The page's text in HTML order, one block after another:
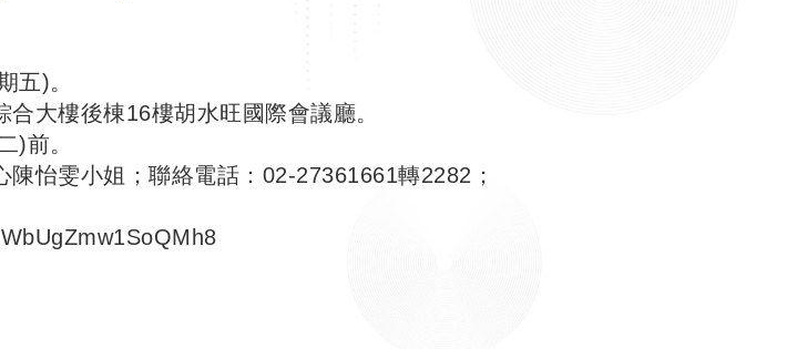
五)。
大樓後棟16樓胡水旺國際會議廳。
)前。
怡雯小姐；聯絡電話：02-27361661轉2282；